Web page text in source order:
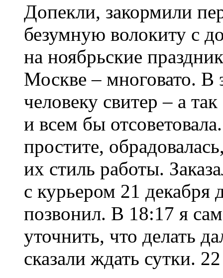
Допекли, закормили
безумную волокиту с
на ноябрьские
Москве – многовато. В
человеку свитер – а
и всем бы
простите,
их стиль работы.
с курьером 21 декабря
позвонил. В 18:17 я
уточнить, что делать
сказали ждать сутки.